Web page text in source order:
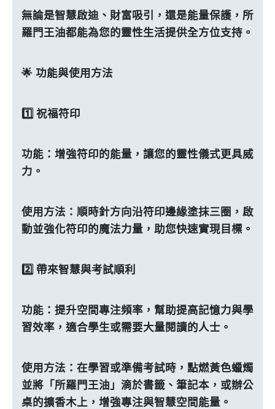
無論是智慧啟迪、財富吸引，還是能量保護，所
羅門王油都能為您的靈性生活提供全方位支持。
🌟 功能與使用方法
1️⃣ 祝福符印
功能：增強符印的能量，讓您的靈性儀式更具威
力。
使用方法：順時針方向沿符印邊緣塗抹三圈，啟
動並強化符印的魔法力量，助您快速實現目標。
2️⃣ 帶來智慧與考試順利
功能：提升空間專注頻率，幫助提高記憶力與學
習效率，適合學生或需要大量閱讀的人士。
使用方法：在學習或準備考試時，點燃黃色蠟燭
並將「所羅門王油」滴於書籤、筆記本，或辦公
桌的擴香木上，增強專注與智慧空間能量。